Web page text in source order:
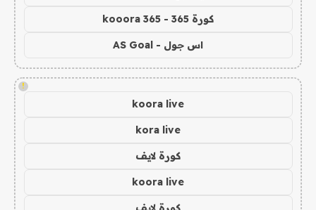
كورة 365 - kooora 365
اس جول - AS Goal
!
koora live
kora live
كورة لايف
koora live